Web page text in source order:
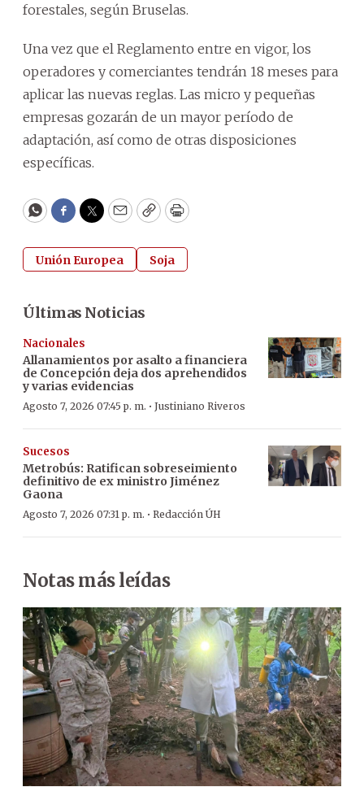
forestales, según Bruselas.
Una vez que el Reglamento entre en vigor, los
operadores y comerciantes tendrán 18 meses para
aplicar las nuevas reglas. Las micro y pequeñas
empresas gozarán de un mayor período de
adaptación, así como de otras disposiciones
específicas.
WhatsApp
Facebook
Twitter
EmailCopyPrint
Unión Europea Soja
Últimas Noticias
Nacionales
Allanamientos por asalto a financiera
de Concepción deja dos aprehendidos
y varias evidencias
Agosto 7, 2026 07:45 p. m. · Justiniano Riveros
Sucesos
Metrobús: Ratifican sobreseimiento
definitivo de ex ministro Jiménez
Gaona
Agosto 7, 2026 07:31 p. m. · Redacción ÚH
Notas más leídas